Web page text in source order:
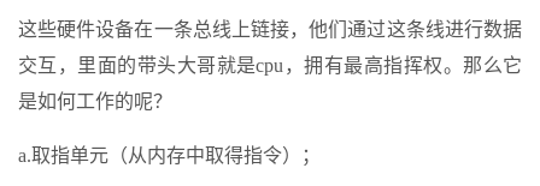
这些硬件设备在一条总线上链接，他们通过这条线进行数据
交互，里面的带头大哥就是cpu，拥有最高指挥权。那么它
是如何工作的呢？
a.取指单元（从内存中取得指令）；